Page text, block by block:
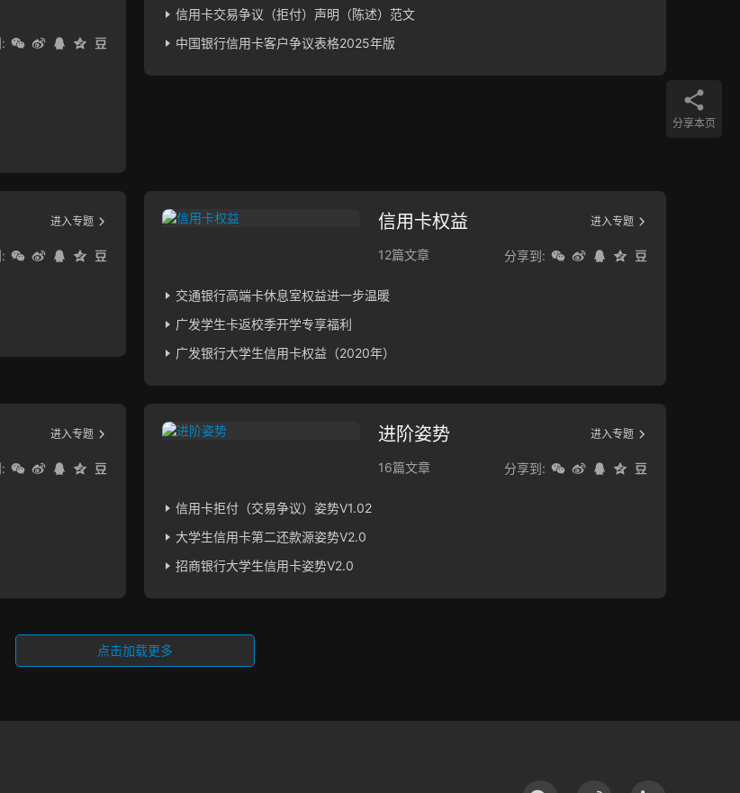
信用卡交易争议（拒付）声明（陈述）范文
中国银行信用卡客户争议表格2025年版
进入专题 信用卡权益 进入专题
12篇文章 分享到:
交通银行高端卡休息室权益进一步温暖
广发学生卡返校季开学专享福利
广发银行大学生信用卡权益（2020年）
进入专题 进阶姿势 进入专题
16篇文章 分享到:
信用卡拒付（交易争议）姿势V1.02
大学生信用卡第二还款源姿势V2.0
招商银行大学生信用卡姿势V2.0
点击加载更多
分享本页